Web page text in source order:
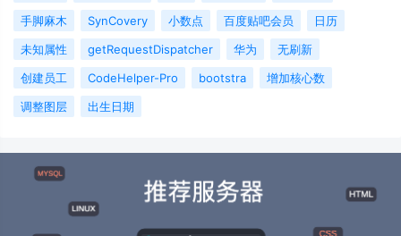
手脚麻木
SynCovery 小数点 百度贴吧会员
日历
未知属性
getRequestDispatcher 华为
无刷新
创建员工
CodeHelper-Pro bootstra
增加核心数
调整图层
出生日期